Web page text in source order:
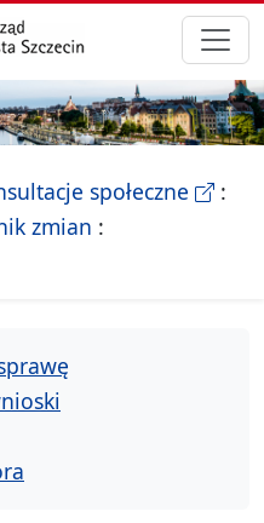
Informacji Publicznej
społeczne-
Miasta Szczecin
zmian